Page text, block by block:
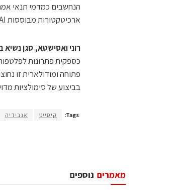
הנחשבים כמדמי תנאי אמת
ארכיטקטורות מבוססות AI שיהיו בעלות יכולות לבצע אופטימיזציה למערכות התקשורת של הדור הבא".
רוני ואסישטא, סגן
כספקית פתרונות
בביצוע של סימולציות
Tags: קיסייט אנבידיה
נוספים מאמרים